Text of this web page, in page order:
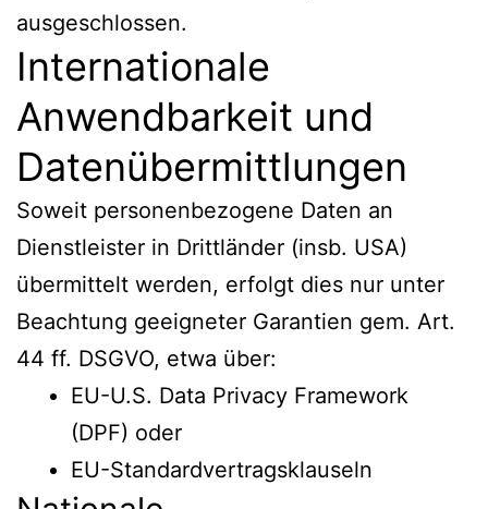
ausgeschlossen.
Internationale
Anwendbarkeit und
Datenübermittlungen
Soweit personenbezogene Daten an
Dienstleister in Drittländer (insb. USA)
übermittelt werden, erfolgt dies nur unter
Beachtung geeigneter Garantien gem. Art.
44 ff. DSGVO, etwa über:
EU-U.S. Data Privacy Framework
(DPF) oder
EU-Standardvertragsklauseln